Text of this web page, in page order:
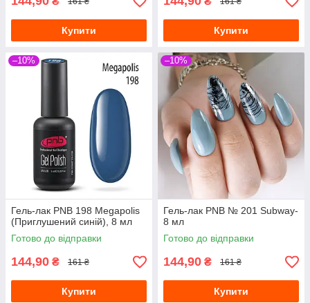
Купити Купити
–10%
Гель-лак PNB 198 Megapolis
(Приглушений синій), 8 мл
Готово до відправки
144,90 ₴ 161 ₴
Купити
–10%
Гель-лак PNB № 201 Subway-
8 мл
Готово до відправки
144,90 ₴ 161 ₴
Купити